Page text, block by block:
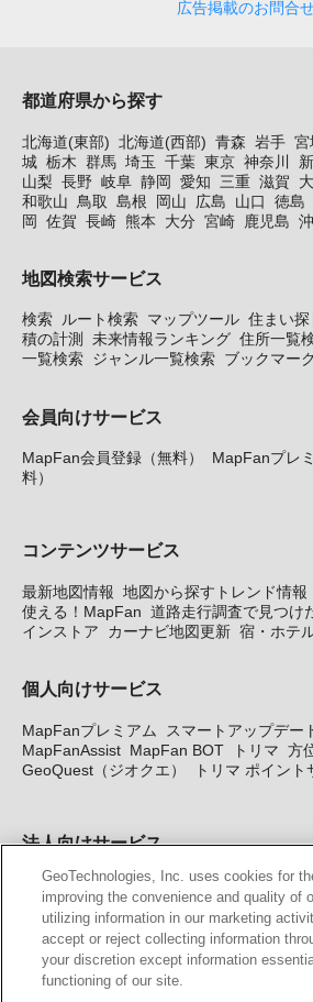
広告掲載のお問合
都道府県から探す
北海道(東部) 北海道(西部) 青森 岩手 宮
城 栃木 群馬 埼玉 千葉 東京 神奈川
山梨 長野 岐阜 静岡 愛知 三重 滋賀
和歌山
鳥取 島根 岡山 広島 山口 徳島
岡 佐賀 長崎 熊本 大分 宮崎 鹿児島
地図検索サービス
検索 ルート検索 マップツール 住まい探
積の計測
未来情報ランキング 住所一覧
一覧検索 ジャンル一覧検索 ブックマーク
会員向けサービス
MapFan会員登録（無料）
MapFanプレ
料）
コンテンツサービス
最新地図情報 地図から探すトレンド情報
使える！MapFan 道路走行調査で見つけ
インストア
カーナビ地図更新 宿・ホテ
個人向けサービス
MapFanプレミアム
スマートアップデー
MapFanAssist MapFan BOT トリマ 方
GeoQuest（ジオクエ）
トリマ ポイント
法人向けサービス
法人向け地図・位置情報サービス WEB
図API Windows PC向け地図開発キット
サービス
MAP WORLD+ トリマ広告
GeoTechnologies, Inc. uses cookies for
improving the convenience and quality of
utilizing information in our marketing
accept or reject collecting information
your discretion except information
functioning of our site.